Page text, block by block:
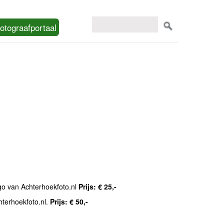
van Achterhoekfoto.nl Prijs: € 25,-
Prijs: € 50,-